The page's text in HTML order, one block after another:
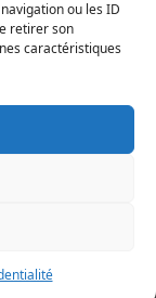
ou les ID
retirer son
caractéristiques